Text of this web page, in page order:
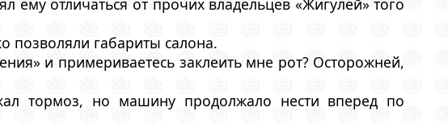
отличаться от прочих владельцев «Жигулей» того
позволяли габариты салона.
и примериваетесь заклеить мне рот? Осторожней,
тормоз, но машину продолжало нести вперед по